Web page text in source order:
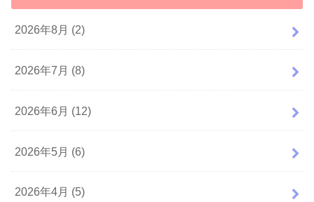
2026年8月 (2)
2026年7月 (8)
2026年6月 (12)
2026年5月 (6)
2026年4月 (5)